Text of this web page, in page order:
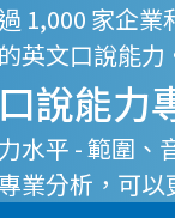
1,000 家企業
英文口說能力
說能力
水平 - 範圍、
業分析，可